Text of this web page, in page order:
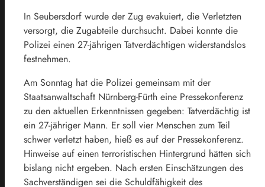
In Seubersdorf wurde der Zug evakuiert, die Verletzten
versorgt, die Zugabteile durchsucht. Dabei konnte die
Polizei einen 27-jährigen Tatverdächtigen widerstandslos
festnehmen.
Am Sonntag hat die Polizei gemeinsam mit der
Staatsanwaltschaft Nürnberg-Fürth eine Pressekonferenz
zu den aktuellen Erkenntnissen gegeben: Tatverdächtig ist
ein 27-jähriger Mann. Er soll vier Menschen zum Teil
schwer verletzt haben, hieß es auf der Pressekonferenz.
Hinweise auf einen terroristischen Hintergrund hätten sich
bislang nicht ergeben. Nach ersten Einschätzungen des
Sachverständigen sei die Schuldfähigkeit des